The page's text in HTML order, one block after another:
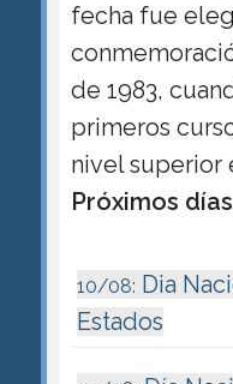
fecha fue
de 1983,
primeros
nivel superior
Próximos
10/08: Dia
Estados